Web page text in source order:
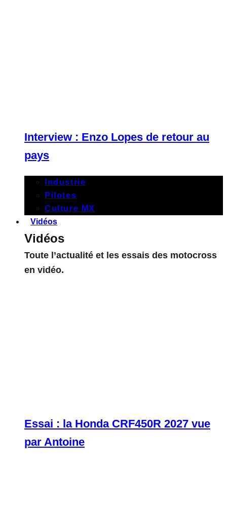
Interview : Enzo Lopes de retour au
pays
Industrie
Pilotes
Culture MX
Vidéos
Vidéos
Toute l’actualité et les essais des motocross
en vidéo.
Essai : la Honda CRF450R 2027 vue
par Antoine